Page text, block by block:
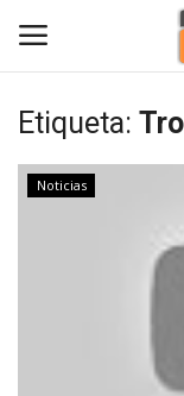
Contáctenos
Etiqueta:
Noticias